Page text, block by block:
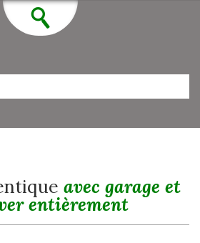
avec garage et
entièrement